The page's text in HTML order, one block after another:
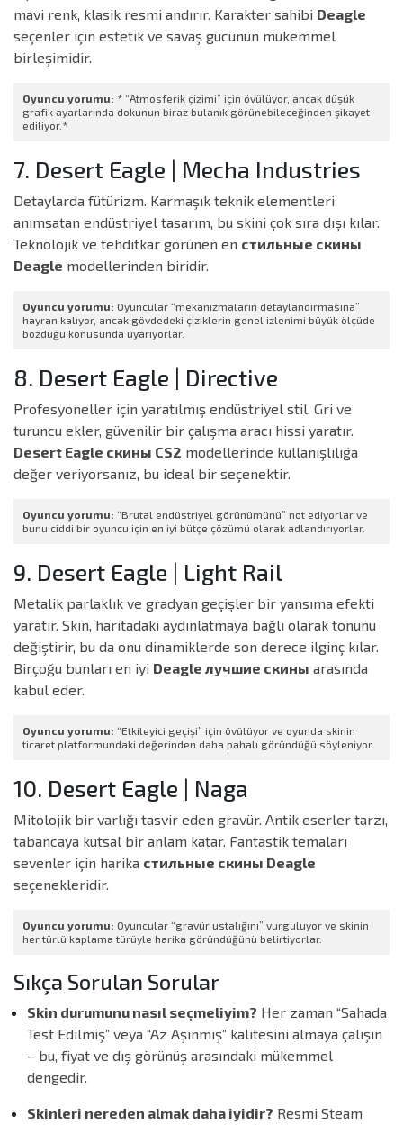
mavi renk, klasik resmi andırır. Karakter sahibi Deagle
seçenler için estetik ve savaş gücünün mükemmel
birleşimidir.
Oyuncu yorumu: * “Atmosferik çizimi” için övülüyor, ancak düşük
grafik ayarlarında dokunun biraz bulanık görünebileceğinden şikayet
ediliyor.*
7. Desert Eagle | Mecha Industries
Detaylarda fütürizm. Karmaşık teknik elementleri
anımsatan endüstriyel tasarım, bu skini çok sıra dışı kılar.
Teknolojik ve tehditkar görünen en стильные скины
Deagle modellerinden biridir.
Oyuncu yorumu: Oyuncular “mekanizmaların detaylandırmasına”
hayran kalıyor, ancak gövdedeki çiziklerin genel izlenimi büyük ölçüde
bozduğu konusunda uyarıyorlar.
8. Desert Eagle | Directive
Profesyoneller için yaratılmış endüstriyel stil. Gri ve
turuncu ekler, güvenilir bir çalışma aracı hissi yaratır.
Desert Eagle скины CS2 modellerinde kullanışlılığa
değer veriyorsanız, bu ideal bir seçenektir.
Oyuncu yorumu: “Brutal endüstriyel görünümünü” not ediyorlar ve
bunu ciddi bir oyuncu için en iyi bütçe çözümü olarak adlandırıyorlar.
9. Desert Eagle | Light Rail
Metalik parlaklık ve gradyan geçişler bir yansıma efekti
yaratır. Skin, haritadaki aydınlatmaya bağlı olarak tonunu
değiştirir, bu da onu dinamiklerde son derece ilginç kılar.
Birçoğu bunları en iyi Deagle лучшие скины arasında
kabul eder.
Oyuncu yorumu: “Etkileyici geçişi” için övülüyor ve oyunda skinin
ticaret platformundaki değerinden daha pahalı göründüğü söyleniyor.
10. Desert Eagle | Naga
Mitolojik bir varlığı tasvir eden gravür. Antik eserler tarzı,
tabancaya kutsal bir anlam katar. Fantastik temaları
sevenler için harika стильные скины Deagle
seçenekleridir.
Oyuncu yorumu: Oyuncular “gravür ustalığını” vurguluyor ve skinin
her türlü kaplama türüyle harika göründüğünü belirtiyorlar.
Sıkça Sorulan Sorular
Skin durumunu nasıl seçmeliyim? Her zaman “Sahada
Test Edilmiş” veya “Az Aşınmış” kalitesini almaya çalışın
– bu, fiyat ve dış görünüş arasındaki mükemmel
dengedir.
Skinleri nereden almak daha iyidir? Resmi Steam